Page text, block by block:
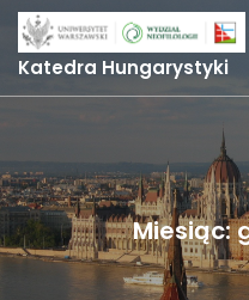
Skip
content
Katedra Hungarystyki
Miesiąc: